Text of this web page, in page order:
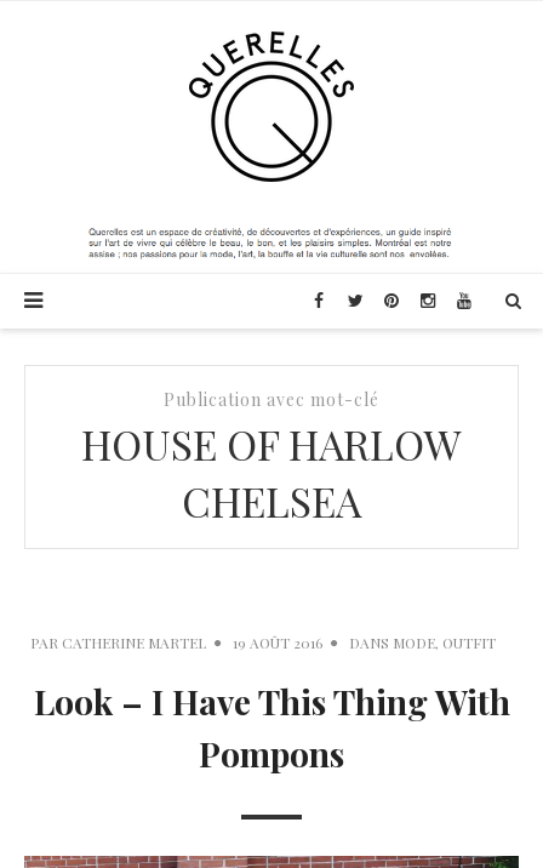
Publication avec mot-clé
HOUSE OF HARLOW
CHELSEA
PAR CATHERINE MARTEL 19 AOÛT 2016 DANS MODE, OUTFIT
Look – I Have This Thing With
Pompons